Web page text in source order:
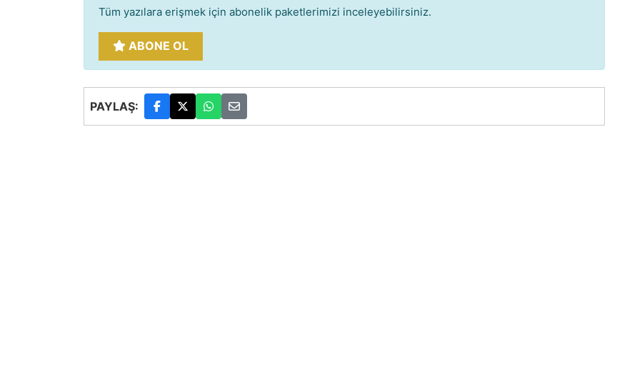
Tüm yazılara erişmek için abonelik paketlerimizi inceleyebilirsiniz.
ABONE OL
PAYLAŞ: